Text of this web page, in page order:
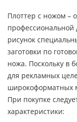
Плоттер с ножом –
рисунок
заготовки по
ножа. Поскольку в
для рекламных
широкоформатных
При покупке
характеристики: